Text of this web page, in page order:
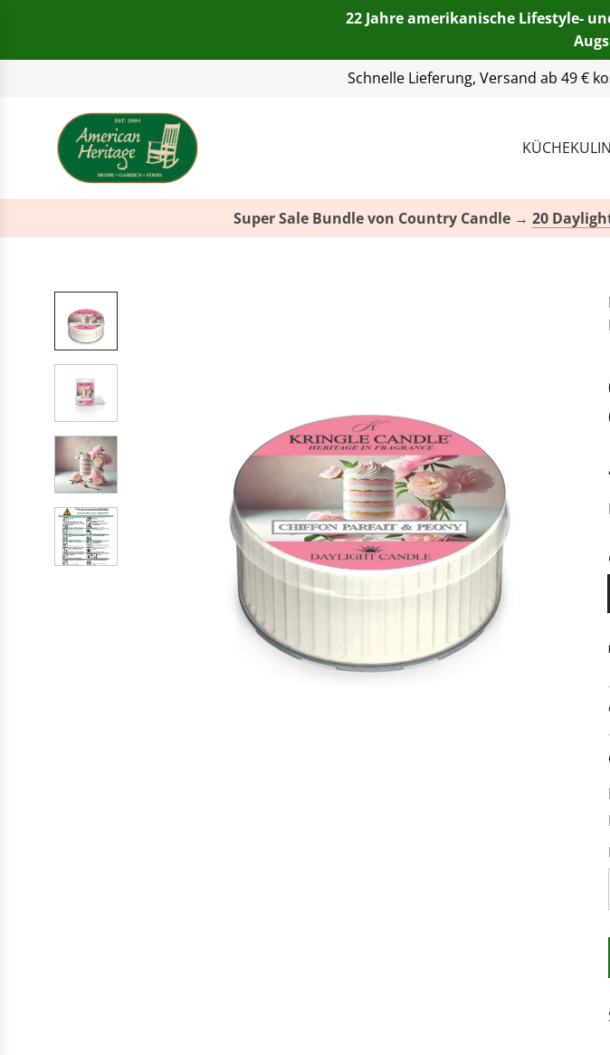
22 Jahre amerikanische Lifestyle-
+49(0)821 455 254 00| E-Mail:
KÜCHE
Super Sale Bundle von Country Candle → 20